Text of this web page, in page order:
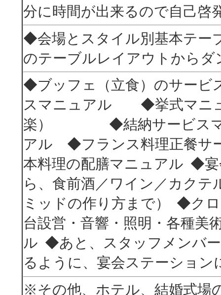
分に時間が出来るので自己啓
◆会場とスタイル別基本テー
のテーブルレイアウトから
◆ブッフェ（立食）のサー
スマニュアル ◆挙式マニュ
楽） ◆結納サービスマ
アル ◆フランス料理正餐
本料理の配膳マニュアル ◆
ら、食前酒／ワイン／カク
ミッドの作り方まで） ◆
台設営・音響・照明・各種美
ル ◆あと、スタッフメンバ
るように、宴会ステーショ
※その他、ホテル、結婚式場